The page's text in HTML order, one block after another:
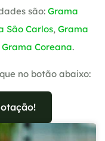
são: Grama
São Carlos, Grama
Grama Coreana.
no botão abaixo: